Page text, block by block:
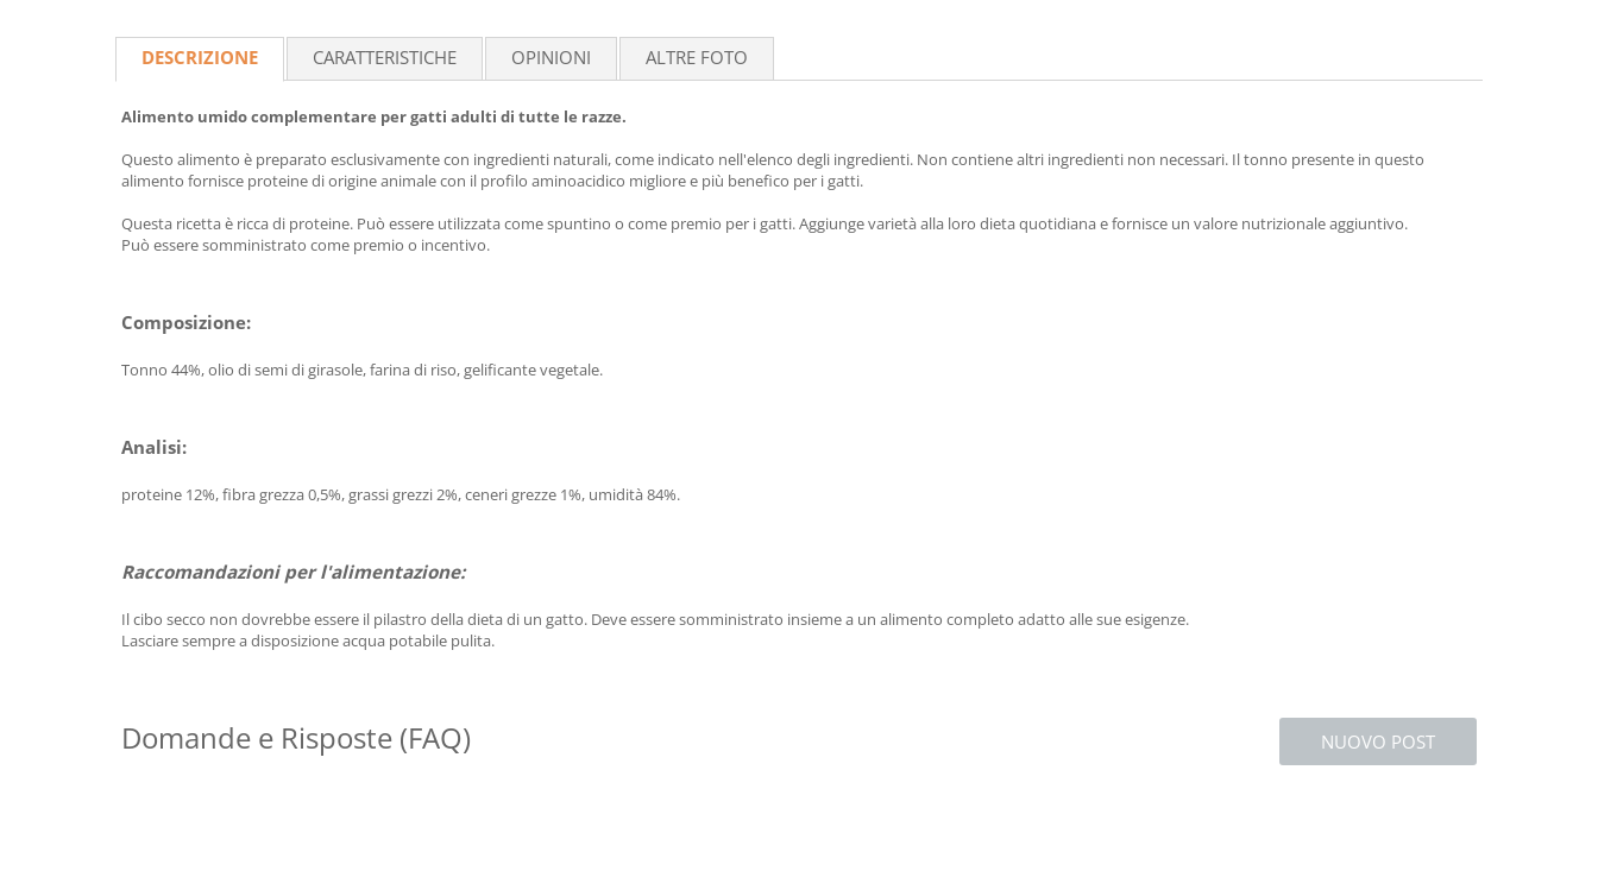
DESCRIZIONE CARATTERISTICHE OPINIONI ALTRE FOTO
Alimento umido complementare per gatti adulti di tutte le razze.
Questo alimento è preparato esclusivamente con ingredienti naturali, come indicato nell'elenco degli ingredienti. Non contiene altri ingredienti non necessari. Il tonno presente in questo
alimento fornisce proteine ​​di origine animale con il profilo aminoacidico migliore e più benefico per i gatti.
Questa ricetta è ricca di proteine. Può essere utilizzata come spuntino o come premio per i gatti. Aggiunge varietà alla loro dieta quotidiana e fornisce un valore nutrizionale aggiuntivo.
Può essere somministrato come premio o incentivo.
Composizione:
Tonno 44%, olio di semi di girasole, farina di riso, gelificante vegetale.
Analisi:
proteine ​​12%, fibra grezza 0,5%, grassi grezzi 2%, ceneri grezze 1%, umidità 84%.
Raccomandazioni per l'alimentazione:
Il cibo secco non dovrebbe essere il pilastro della dieta di un gatto. Deve essere somministrato insieme a un alimento completo adatto alle sue esigenze.
Lasciare sempre a disposizione acqua potabile pulita.
NUOVO POST
Domande e Risposte (FAQ)